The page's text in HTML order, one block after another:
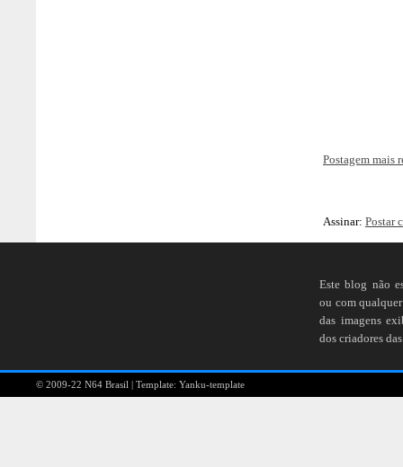
Postagem mais
Assinar: Postar
Este blog não
ou com
das imagens
dos criadores
© 2009-22 N64 Brasil | Template: Yanku-template